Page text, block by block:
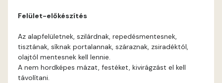
Felület-előkészítés
Az alapfelületnek, szilárdnak, repedésmentesnek,
tisztának, síknak portalannak, száraznak, zsiradéktól,
olajtól mentesnek kell lennie.
A nem hordképes mázat, festéket, kivirágzást el kell
távolítani.